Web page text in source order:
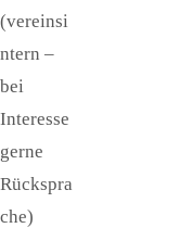
(vereinsi
ntern –
bei
Interesse
gerne
Rückspra
che)